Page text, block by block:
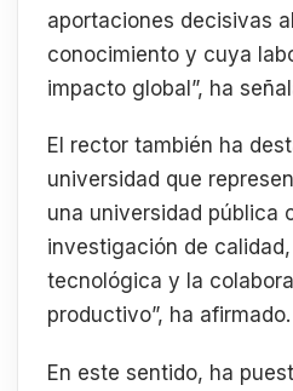
aportaciones decisivas
conocimiento y cuya
impacto global”, ha
El rector también ha
universidad que
una universidad pública
investigación de
tecnológica y la
productivo”, ha afirmado.
En este sentido, ha